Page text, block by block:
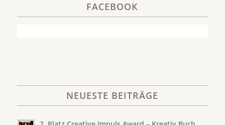
FACEBOOK
NEUESTE BEITRÄGE